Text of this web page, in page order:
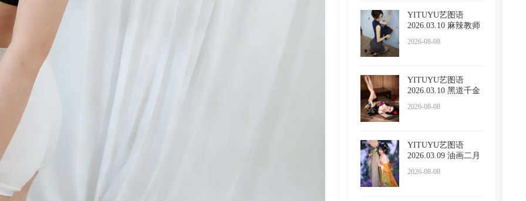
YITUYU艺图语
2026.03.10 麻辣教师
2026-08-08
YITUYU艺图语
2026.03.10 黑道千金
2026-08-08
YITUYU艺图语
2026.03.09 油画二月
2026-08-08